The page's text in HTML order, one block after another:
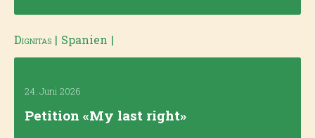
Dignitas | Spanien |
24. Juni 2026
Petition «My last right»